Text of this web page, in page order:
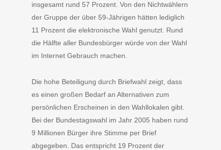
insgesamt rund 57 Prozent. Von den Nichtwählern
der Gruppe der über 59-Jährigen hätten lediglich
11 Prozent die elektronische Wahl genutzt. Rund
die Hälfte aller Bundesbürger würde von der Wahl
im Internet Gebrauch machen.
Die hohe Beteiligung durch Briefwahl zeigt, dass
es einen großen Bedarf an Alternativen zum
persönlichen Erscheinen in den Wahllokalen gibt.
Bei der Bundestagswahl im Jahr 2005 haben rund
9 Millionen Bürger ihre Stimme per Brief
abgegeben. Das entspricht 19 Prozent der